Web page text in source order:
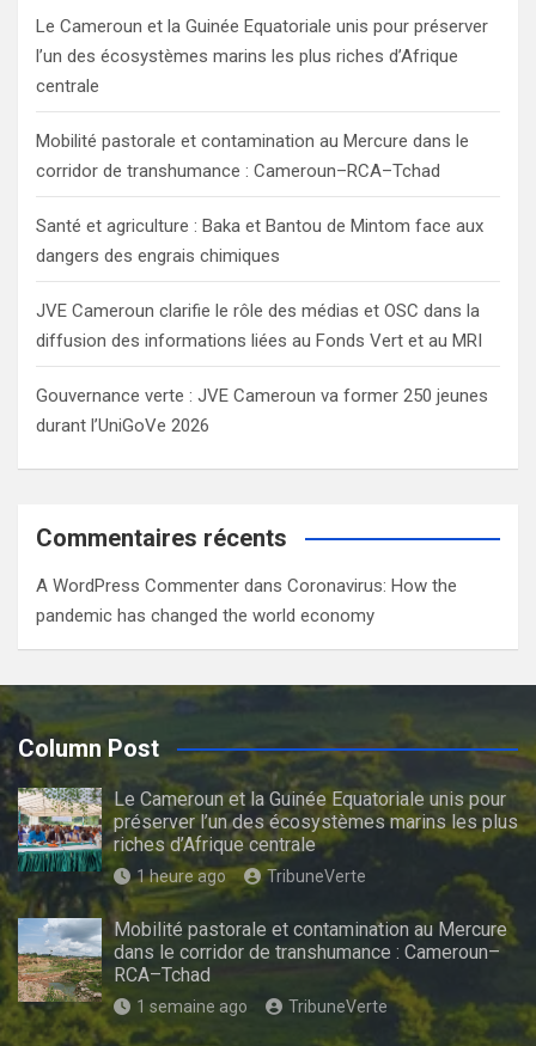
Le Cameroun et la Guinée Equatoriale unis pour préserver
l’un des écosystèmes marins les plus riches d’Afrique
centrale
Mobilité pastorale et contamination au Mercure dans le
corridor de transhumance : Cameroun–RCA–Tchad
Santé et agriculture : Baka et Bantou de Mintom face aux
dangers des engrais chimiques
JVE Cameroun clarifie le rôle des médias et OSC dans la
diffusion des informations liées au Fonds Vert et au MRI
Gouvernance verte : JVE Cameroun va former 250 jeunes
durant l’UniGoVe 2026
Commentaires récents
A WordPress Commenter dans Coronavirus: How the
pandemic has changed the world economy
Column Post
Le Cameroun et la Guinée Equatoriale unis pour
préserver l’un des écosystèmes marins les plus
riches d’Afrique centrale
1 heure ago TribuneVerte
Mobilité pastorale et contamination au Mercure
dans le corridor de transhumance : Cameroun–
RCA–Tchad
1 semaine ago TribuneVerte